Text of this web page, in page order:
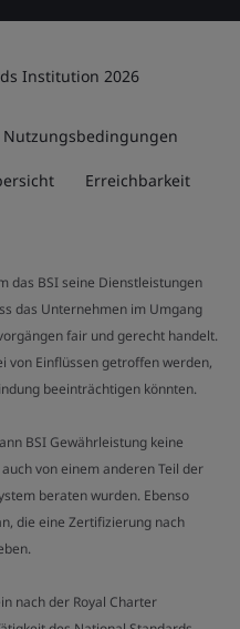
Institution 2026
Nutzungsbedingungen
Erreichbarkeit
das BSI seine Dienstleistungen
das Unternehmen im Umgang
fair und gerecht handelt.
von Einflüssen getroffen werden,
beeinträchtigen könnten.
BSI Gewährleistung keine
von einem anderen Teil der
beraten wurden. Ebenso
die eine Zertifizierung nach
nach der Royal Charter